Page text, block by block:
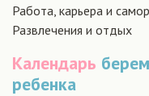
Работа, карьера и
Развлечения и отдых
Календарь
ребенка